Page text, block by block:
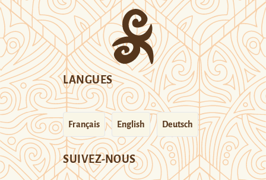
LANGUES
Français English Deutsch
SUIVEZ-NOUS